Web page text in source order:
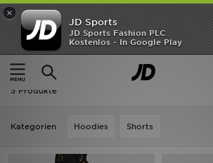
×
JD Sports
JD Sports Fashion PLC
Kostenlos - In Google Play
Startseite
Grau MERCIER
Grau MERCIER
3 Produkte
Kategorien Hoodies Shorts
Startseite
ANGEBOTE
Marken